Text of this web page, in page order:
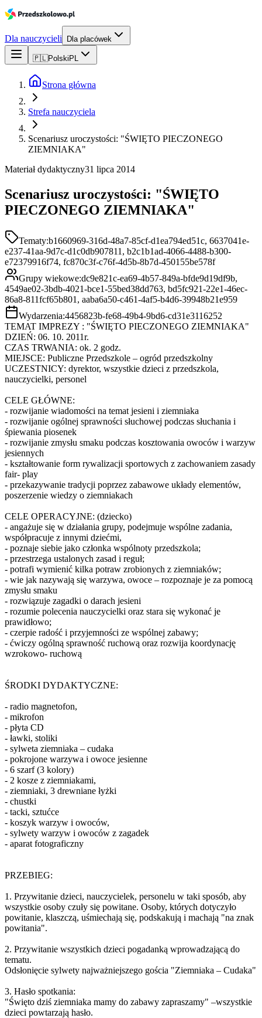
Dla nauczycieli Dla placówek
🇵🇱Polski PL
Strona główna
Strefa nauczyciela
Scenariusz uroczystości: "ŚWIĘTO PIECZONEGO
ZIEMNIAKA"
Materiał dydaktyczny31 lipca 2014
Scenariusz uroczystości: "ŚWIĘTO
PIECZONEGO ZIEMNIAKA"
Tematy:b1660969-316d-48a7-85cf-d1ea794ed51c, 6637041e-
e237-41aa-9d7c-d1c0db907811, b2c1b1ad-4066-4488-b300-
e72379916f74, fc870c3f-c76f-4d5b-8b7d-450155be578f
Grupy wiekowe:dc9e821c-ea69-4b57-849a-bfde9d19df9b,
4549ae02-3bdb-4021-bce1-55bed38dd763, bd5fc921-22e1-46ec-
86a8-811fcf65b801, aaba6a50-c461-4af5-b4d6-39948b21e959
Wydarzenia:4456823b-fe68-49b4-9bd6-cd31e3116252
TEMAT IMPREZY : "ŚWIĘTO PIECZONEGO ZIEMNIAKA"
DZIEŃ: 06. 10. 2011r.
CZAS TRWANIA: ok. 2 godz.
MIEJSCE: Publiczne Przedszkole – ogród przedszkolny
UCZESTNICY: dyrektor, wszystkie dzieci z przedszkola,
nauczycielki, personel
CELE GŁÓWNE:
- rozwijanie wiadomości na temat jesieni i ziemniaka
- rozwijanie ogólnej sprawności słuchowej podczas słuchania i
śpiewania piosenek
- rozwijanie zmysłu smaku podczas kosztowania owoców i warzyw
jesiennych
- kształtowanie form rywalizacji sportowych z zachowaniem zasady
fair- play
- przekazywanie tradycji poprzez zabawowe układy elementów,
poszerzenie wiedzy o ziemniakach
CELE OPERACYJNE: (dziecko)
- angażuje się w działania grupy, podejmuje wspólne zadania,
współpracuje z innymi dziećmi,
- poznaje siebie jako członka wspólnoty przedszkola;
- przestrzega ustalonych zasad i reguł;
- potrafi wymienić kilka potraw zrobionych z ziemniaków;
- wie jak nazywają się warzywa, owoce – rozpoznaje je za pomocą
zmysłu smaku
- rozwiązuje zagadki o darach jesieni
- rozumie polecenia nauczycielki oraz stara się wykonać je
prawidłowo;
- czerpie radość i przyjemności ze wspólnej zabawy;
- ćwiczy ogólną sprawność ruchową oraz rozwija koordynację
wzrokowo- ruchową
ŚRODKI DYDAKTYCZNE:
- radio magnetofon,
- mikrofon
- płyta CD
- ławki, stoliki
- sylweta ziemniaka – cudaka
- pokrojone warzywa i owoce jesienne
- 6 szarf (3 kolory)
- 2 kosze z ziemniakami,
- ziemniaki, 3 drewniane łyżki
- chustki
- tacki, sztućce
- koszyk warzyw i owoców,
- sylwety warzyw i owoców z zagadek
- aparat fotograficzny
PRZEBIEG:
1. Przywitanie dzieci, nauczycielek, personelu w taki sposób, aby
wszystkie osoby czuły się powitane. Osoby, których dotyczyło
powitanie, klaszczą, uśmiechają się, podskakują i machają "na znak
powitania".
2. Przywitanie wszystkich dzieci pogadanką wprowadzającą do
tematu.
Odsłonięcie sylwety najważniejszego gościa "Ziemniaka – Cudaka"
3. Hasło spotkania:
"Święto dziś ziemniaka mamy do zabawy zapraszamy" –wszystkie
dzieci powtarzają hasło.